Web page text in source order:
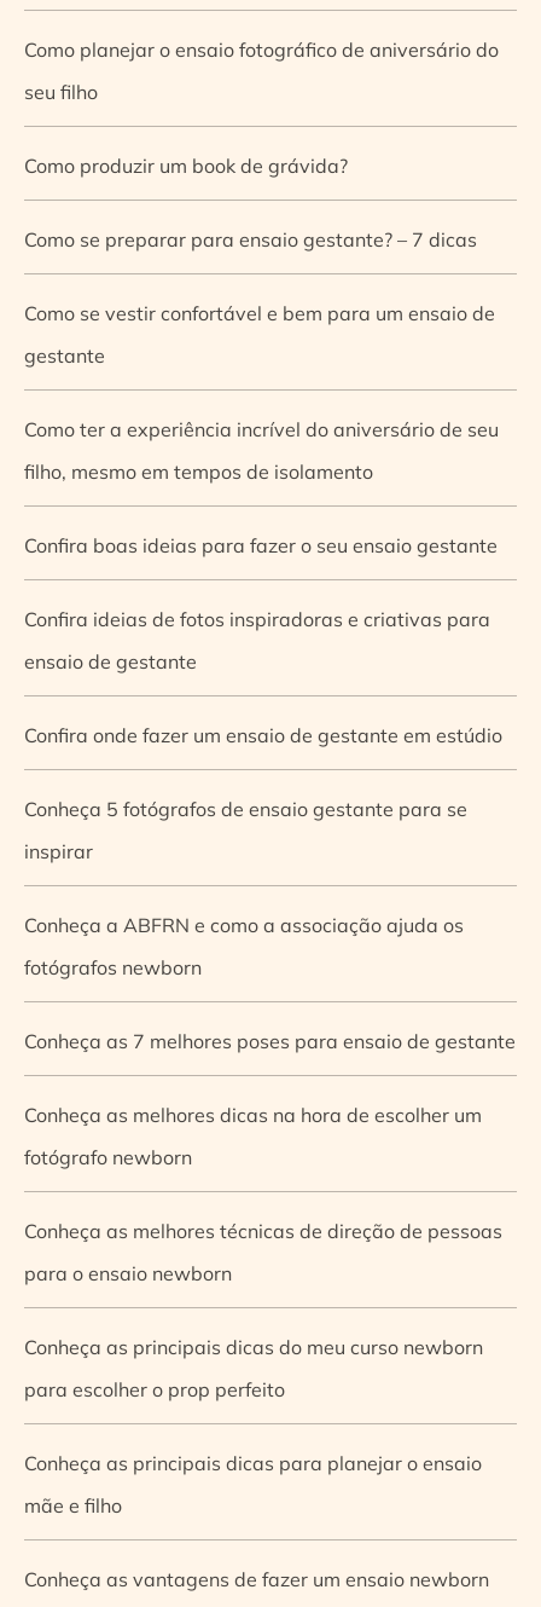
Como planejar o ensaio fotográfico de aniversário do
seu filho
Como produzir um book de grávida?
Como se preparar para ensaio gestante? – 7 dicas
Como se vestir confortável e bem para um ensaio de
gestante
Como ter a experiência incrível do aniversário de seu
filho, mesmo em tempos de isolamento
Confira boas ideias para fazer o seu ensaio gestante
Confira ideias de fotos inspiradoras e criativas para
ensaio de gestante
Confira onde fazer um ensaio de gestante em estúdio
Conheça 5 fotógrafos de ensaio gestante para se
inspirar
Conheça a ABFRN e como a associação ajuda os
fotógrafos newborn
Conheça as 7 melhores poses para ensaio de gestante
Conheça as melhores dicas na hora de escolher um
fotógrafo newborn
Conheça as melhores técnicas de direção de pessoas
para o ensaio newborn
Conheça as principais dicas do meu curso newborn
para escolher o prop perfeito
Conheça as principais dicas para planejar o ensaio
mãe e filho
Conheça as vantagens de fazer um ensaio newborn